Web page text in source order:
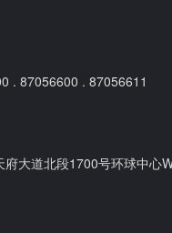
. 87056600 . 87056611
府大道北段1700号环球中心